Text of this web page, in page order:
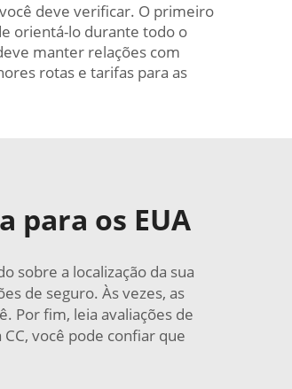
deve verificar. O primeiro
orientá-lo durante todo o
manter relações com
rotas e tarifas para as
para os EUA
sobre a localização da sua
de seguro. Às vezes, as
Por fim, leia avaliações de
você pode confiar que